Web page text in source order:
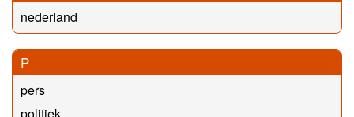
nederland
P
pers
politiek